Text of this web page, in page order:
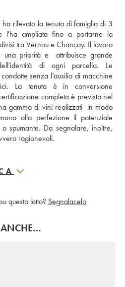
rilevato la tenuta di famiglia di 3
l'ha ampliata fino a portarne la
tra Vernou e Chançay. Il lavoro
priorità e  attribuisce grande
di ogni parcella. Le
senza l’ausilio di macchine
La tenuta è in conversione
completa è prevista nel
gamma di vini realizzati  in modo
alla perfezione il potenziale
spumante. Da segnalare, inoltre,
ragionevoli.
questo lotto? Segnalacelo
ANCHE…